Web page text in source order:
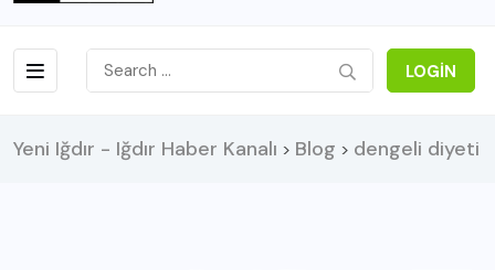
LOGIN
Yeni Iğdır - Iğdır Haber Kanalı > Blog > dengeli diyeti